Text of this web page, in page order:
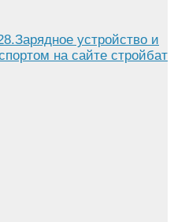
устройство и
на сайте стройбат